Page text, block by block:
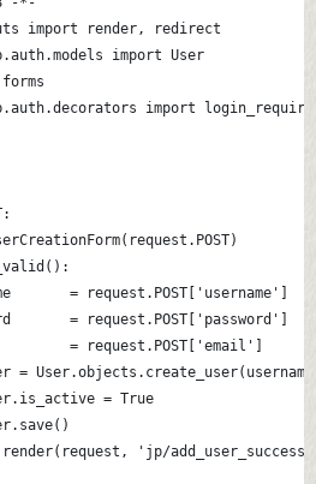
import render, redirect
import User
import
= request.POST['username']
= request.POST['password']
= request.POST['email']
=
= True
'jp/